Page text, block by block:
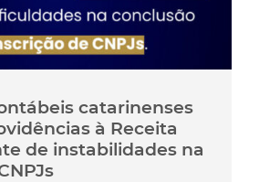
catarinenses
à Receita
de instabilidades na